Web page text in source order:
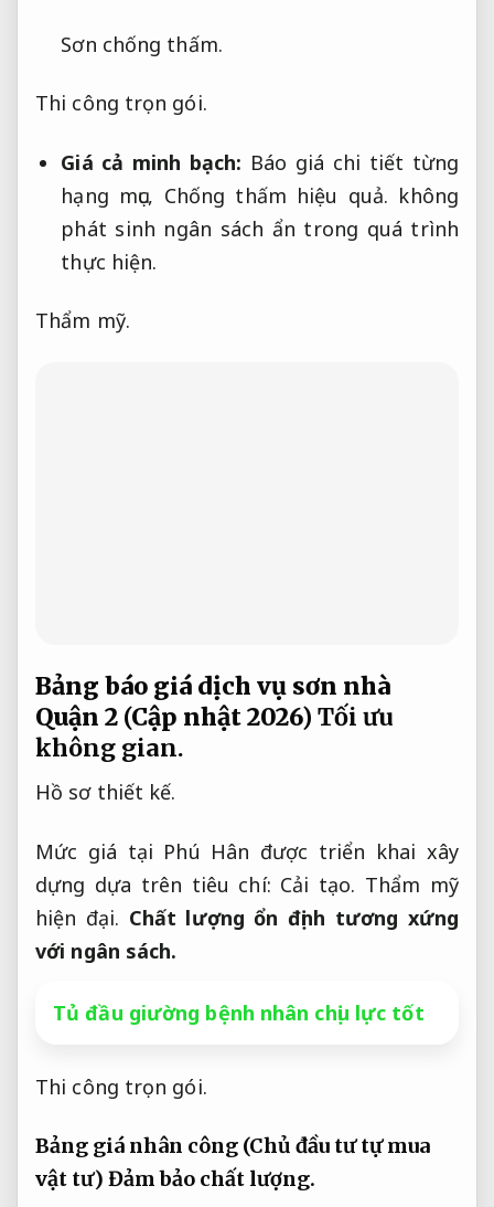
Sơn chống thấm.
Thi công trọn gói.
Giá cả minh bạch: Báo giá chi tiết từng
hạng mục, Chống thấm hiệu quả. không
phát sinh ngân sách ẩn trong quá trình
thực hiện.
Thẩm mỹ.
Bảng báo giá dịch vụ sơn nhà
Quận 2 (Cập nhật 2026) Tối ưu
không gian.
Hồ sơ thiết kế.
Mức giá tại Phú Hân được triển khai xây
dựng dựa trên tiêu chí: Cải tạo. Thẩm mỹ
hiện đại. Chất lượng ổn định tương xứng
với ngân sách.
Tủ đầu giường bệnh nhân chịu lực tốt
Thi công trọn gói.
Bảng giá nhân công (Chủ đầu tư tự mua
vật tư) Đảm bảo chất lượng.